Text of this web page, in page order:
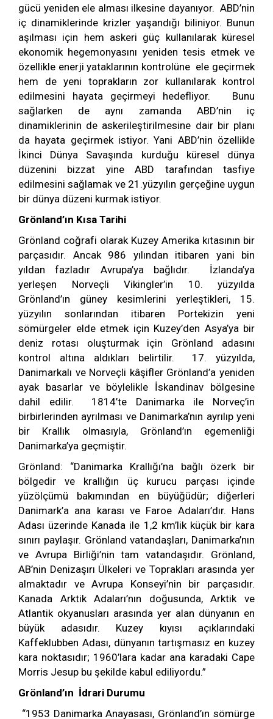
gücü yeniden ele alması ilkesine dayanıyor. ABD’nin
iç dinamiklerinde krizler yaşandığı biliniyor. Bunun
aşılması için hem askeri güç kullanılarak küresel
ekonomik hegemonyasını yeniden tesis etmek ve
özellikle enerji yataklarının kontrolüne ele geçirmek
hem de yeni toprakların zor kullanılarak kontrol
edilmesini hayata geçirmeyi hedefliyor. Bunu
sağlarken de aynı zamanda ABD’nin iç
dinamiklerinin de askerileştirilmesine dair bir planı
da hayata geçirmek istiyor. Yani ABD’nin özellikle
İkinci Dünya Savaşında kurduğu küresel dünya
düzenini bizzat yine ABD tarafından tasfiye
edilmesini sağlamak ve 21.yüzyılın gerçeğine uygun
bir dünya düzeni kurmak istiyor.
Grönland’ın Kısa Tarihi
Grönland coğrafi olarak Kuzey Amerika kıtasının bir
parçasıdır. Ancak 986 yılından itibaren yani bin
yıldan fazladır Avrupa’ya bağlıdır. İzlanda’ya
yerleşen Norveçli Vikingler’in 10. yüzyılda
Grönland’ın güney kesimlerini yerleştikleri, 15.
yüzyılın sonlarından itibaren Portekizin yeni
sömürgeler elde etmek için Kuzey’den Asya’ya bir
deniz rotası oluşturmak için Grönland adasını
kontrol altına aldıkları belirtilir. 17. yüzyılda,
Danimarkalı ve Norveçli kâşifler Grönland’a yeniden
ayak basarlar ve böylelikle İskandinav bölgesine
dahil edilir. 1814’te Danimarka ile Norveç’in
birbirlerinden ayrılması ve Danimarka’nın ayrılıp yeni
bir Krallık olmasıyla, Grönland’ın egemenliği
Danimarka’ya geçmiştir.
Grönland: “Danimarka Krallığı’na bağlı özerk bir
bölgedir ve krallığın üç kurucu parçası içinde
yüzölçümü bakımından en büyüğüdür; diğerleri
Danimark’a ana karası ve Faroe Adaları’dır. Hans
Adası üzerinde Kanada ile 1,2 km’lik küçük bir kara
sınırı paylaşır. Grönland vatandaşları, Danimarka’nın
ve Avrupa Birliği’nin tam vatandaşıdır. Grönland,
AB’nin Denizaşırı Ülkeleri ve Toprakları arasında yer
almaktadır ve Avrupa Konseyi’nin bir parçasıdır.
Kanada Arktik Adaları’nın doğusunda, Arktik ve
Atlantik okyanusları arasında yer alan dünyanın en
büyük adasıdır. Kuzey kıyısı açıklarındaki
Kaffeklubben Adası, dünyanın tartışmasız en kuzey
kara noktasıdır; 1960’lara kadar ana karadaki Cape
Morris Jesup bu şekilde kabul ediliyordu.”
Grönland’ın İdrari Durumu
“1953 Danimarka Anayasası, Grönland’ın sömürge